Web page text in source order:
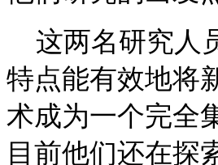
这两名研究人
特点能有效地将
术成为一个完全
目前他们还在探